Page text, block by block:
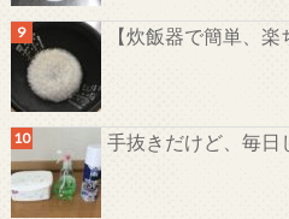
【炊飯器で簡単、
手抜きだけど、毎日